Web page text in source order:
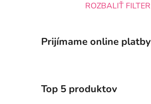
ROZBALIŤ FILTER
Prijímame online platby
Top 5 produktov